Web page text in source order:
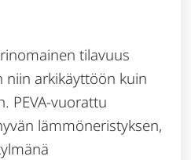
tilavuus
niin arkikäyttöön kuin
PEVA-vuorattu
lämmöneristyksen,